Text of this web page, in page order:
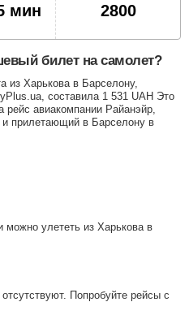
мин 2800
билет на самолет?
из Харькова в Барселону,
составила 1 531 UAH Это
рейс авиакомпании Райанэйр,
прилетающий в Барселону в
можно улететь из Харькова в
Попробуйте рейсы с